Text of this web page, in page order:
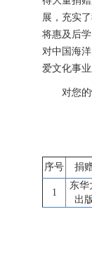
展，充实
将惠及后
对中国海
爱文化事业
对您
序号 捐
1
东华
出